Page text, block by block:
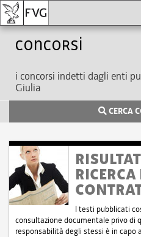
Concorsi
i concorsi indetti dagli enti
Giulia
CERCA
I testi pubblicati
consultazione documentale privo di
responsabilità degli stessi è in capo